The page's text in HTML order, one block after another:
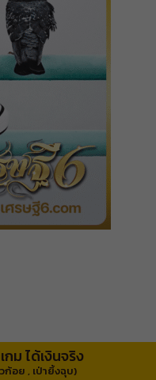
กม ได้เงินจริง
ก้อย , เป่ายิ้งฉุบ)